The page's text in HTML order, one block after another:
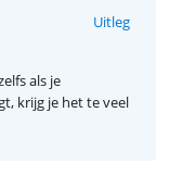
Uitleg
als je
krijg je het te veel